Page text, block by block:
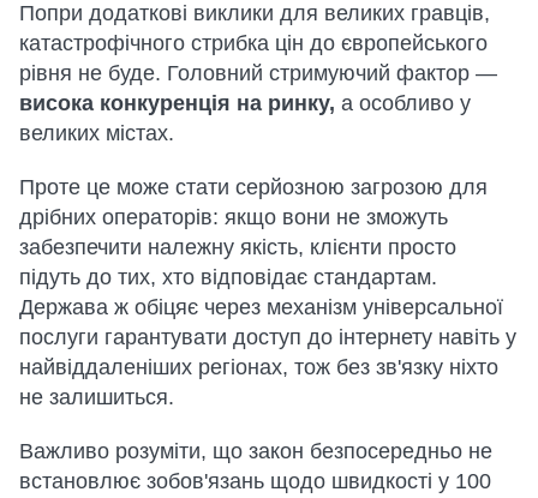
Попри додаткові виклики для великих гравців,
катастрофічного стрибка цін до європейського
рівня не буде. Головний стримуючий фактор —
висока конкуренція на ринку, а особливо у
великих містах.
Проте це може стати серйозною загрозою для
дрібних операторів: якщо вони не зможуть
забезпечити належну якість, клієнти просто
підуть до тих, хто відповідає стандартам.
Держава ж обіцяє через механізм універсальної
послуги гарантувати доступ до інтернету навіть у
найвіддаленіших регіонах, тож без зв'язку ніхто
не залишиться.
Важливо розуміти, що закон безпосередньо не
встановлює зобов'язань щодо швидкості у 100